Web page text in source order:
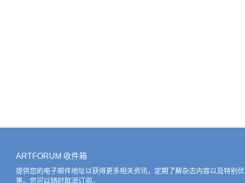
ARTFORUM 收件箱
提供您的电子邮件地址以获得更多相关资讯，定期了解杂志内容以及特别优
惠。您可以随时取消订阅。